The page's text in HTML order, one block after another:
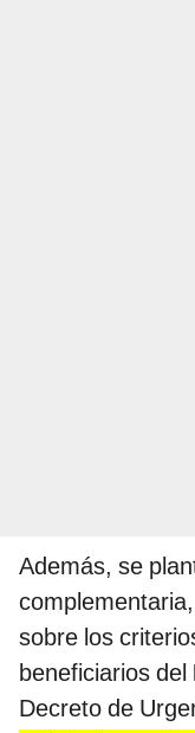
Además, se
sobre los
beneficiarios del
Decreto de